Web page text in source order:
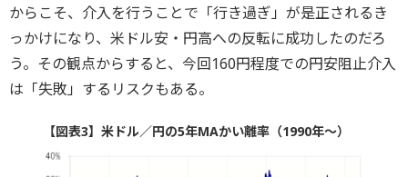
からこそ、介入を行うことで「行き過ぎ」が是正されるき
っかけになり、米ドル安・円高への反転に成功したのだろ
う。その観点からすると、今回160円程度での円安阻止介入
は「失敗」するリスクもある。
【図表3】米ドル／円の5年MAかい離率（1990年～）